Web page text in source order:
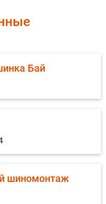
Бай
шиномонтаж